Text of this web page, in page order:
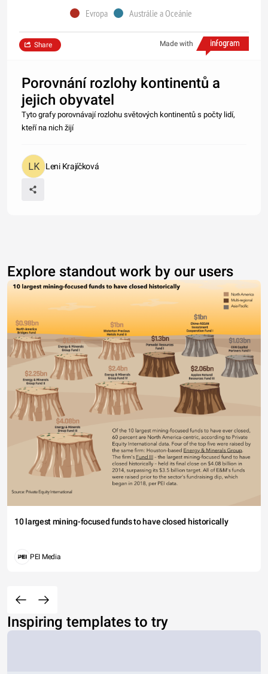
Evropa
Austrálie a Oceánie
Made with
Share
Porovnání rozlohy kontinentů a
jejich obyvatel
Tyto grafy porovnávají rozlohu světových kontinentů s počty lidí,
kteří na nich žijí
Leni Krajíčková
Explore standout work by our users
10 largest mining-focused funds to have closed historically
PEI Media
Inspiring templates to try